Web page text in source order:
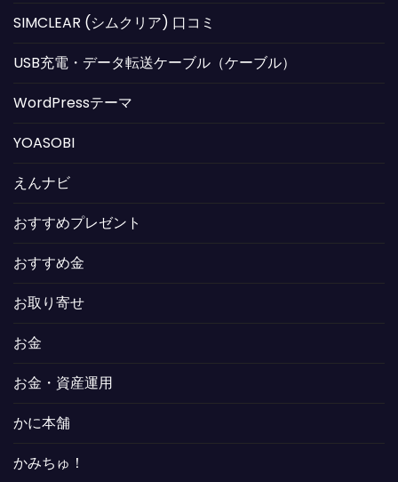
SIMCLEAR (シムクリア) 口コミ
USB充電・データ転送ケーブル（ケーブル）
WordPressテーマ
YOASOBI
えんナビ
おすすめプレゼント
おすすめ金
お取り寄せ
お金
お金・資産運用
かに本舗
かみちゅ！